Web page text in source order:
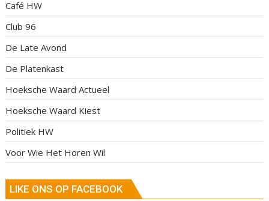
Café HW
Club 96
De Late Avond
De Platenkast
Hoeksche Waard Actueel
Hoeksche Waard Kiest
Politiek HW
Voor Wie Het Horen Wil
LIKE ONS OP FACEBOOK